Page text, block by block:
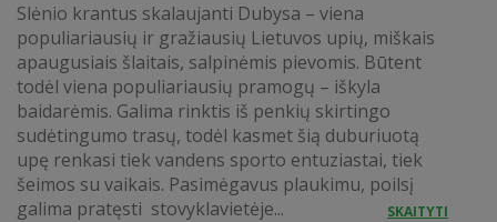
Slėnio krantus skalaujanti Dubysa – viena
populiariausių ir gražiausių Lietuvos upių, miškais
apaugusiais šlaitais, salpinėmis pievomis. Būtent
todėl viena populiariausių pramogų – iškyla
baidarėmis. Galima rinktis iš penkių skirtingo
sudėtingumo trasų, todėl kasmet šią duburiuotą
upę renkasi tiek vandens sporto entuziastai, tiek
šeimos su vaikais. Pasimėgavus plaukimu, poilsį
galima pratęsti stovyklavietėje...
SKAITYTI